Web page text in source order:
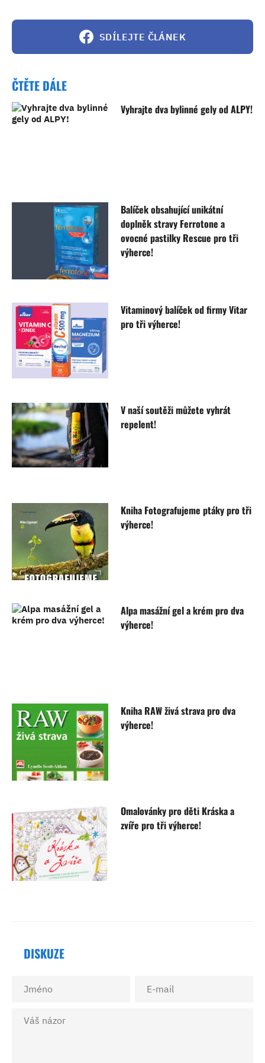
SDÍLEJTE ČLÁNEK
ČTĚTE DÁLE
Vyhrajte dva bylinné gely od ALPY!
Balíček obsahující unikátní
doplněk stravy Ferrotone a
ovocné pastilky Rescue pro tři
výherce!
Vitaminový balíček od firmy Vitar
pro tři výherce!
V naší soutěži můžete vyhrát
repelent!
Kniha Fotografujeme ptáky pro tři
výherce!
Alpa masážní gel a krém pro dva
výherce!
Kniha RAW živá strava pro dva
výherce!
Omalovánky pro děti Kráska a
zvíře pro tři výherce!
DISKUZE